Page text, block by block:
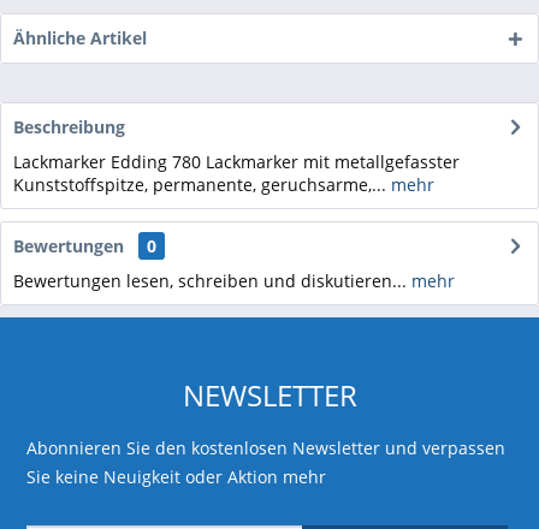
Ähnliche Artikel
Beschreibung
Lackmarker Edding 780 Lackmarker mit metallgefasster
Kunststoffspitze, permanente, geruchsarme,... mehr
Bewertungen
0
Bewertungen lesen, schreiben und diskutieren... mehr
NEWSLETTER
Abonnieren Sie den kostenlosen Newsletter und verpassen
Sie keine Neuigkeit oder Aktion mehr